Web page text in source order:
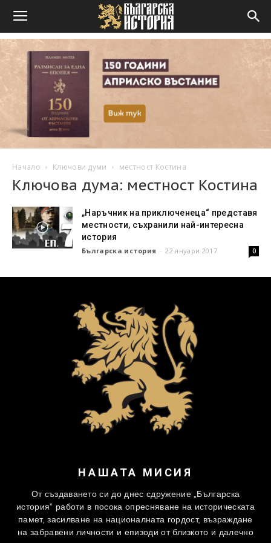
Начало Ключови думи местност Костина
Ключова дума: местност Костина
„Наръчник на приключенеца“ представя
местности, съхранили най-интересна
история
Българска история - 22 януари 2017 0
НАШАТА МИСИЯ
От създаването си до днес сдружение „Българска
история” работи в посока опресняване на историческата
памет, засилване на националната гордост, възраждане
на забравени личности и епизоди от близкото и далечно